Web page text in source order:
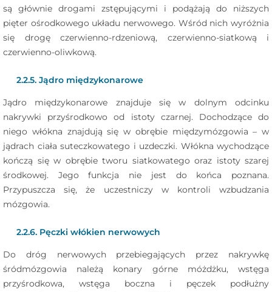
są głównie drogami zstępującymi i podążają do niższych
pięter ośrodkowego układu nerwowego. Wśród nich wyróżnia
się drogę czerwienno-rdzeniową, czerwienno-siatkową i
czerwienno-oliwkową.
2.2.5. Jądro międzykonarowe
Jądro międzykonarowe znajduje się w dolnym odcinku
nakrywki przyśrodkowo od istoty czarnej. Dochodzące do
niego włókna znajdują się w obrębie międzymózgowia – w
jądrach ciała suteczkowatego i uzdeczki. Włókna wychodzące
kończą się w obrębie tworu siatkowatego oraz istoty szarej
środkowej. Jego funkcja nie jest do końca poznana.
Przypuszcza się, że uczestniczy w kontroli wzbudzania
mózgowia.
2.2.6. Pęczki włókien nerwowych
Do dróg nerwowych przebiegających przez nakrywkę
śródmózgowia należą konary górne móżdżku, wstęga
przyśrodkowa, wstęga boczna i pęczek podłużny